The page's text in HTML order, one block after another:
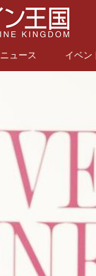
ニュース イベン